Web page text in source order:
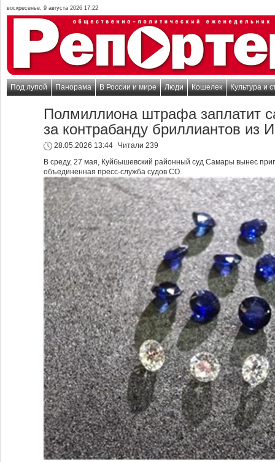
воскресенье, 9 августа 2026 17:22
Под лупой Панорама В России и мире Люди Кошелек Культура и
Полмиллиона штрафа заплатит
за контрабанду бриллиантов из
28.05.2026 13:44
Читали 239
В среду, 27 мая, Куйбышевский районный суд Самары вынес
объединенная пресс-служба судов СО.